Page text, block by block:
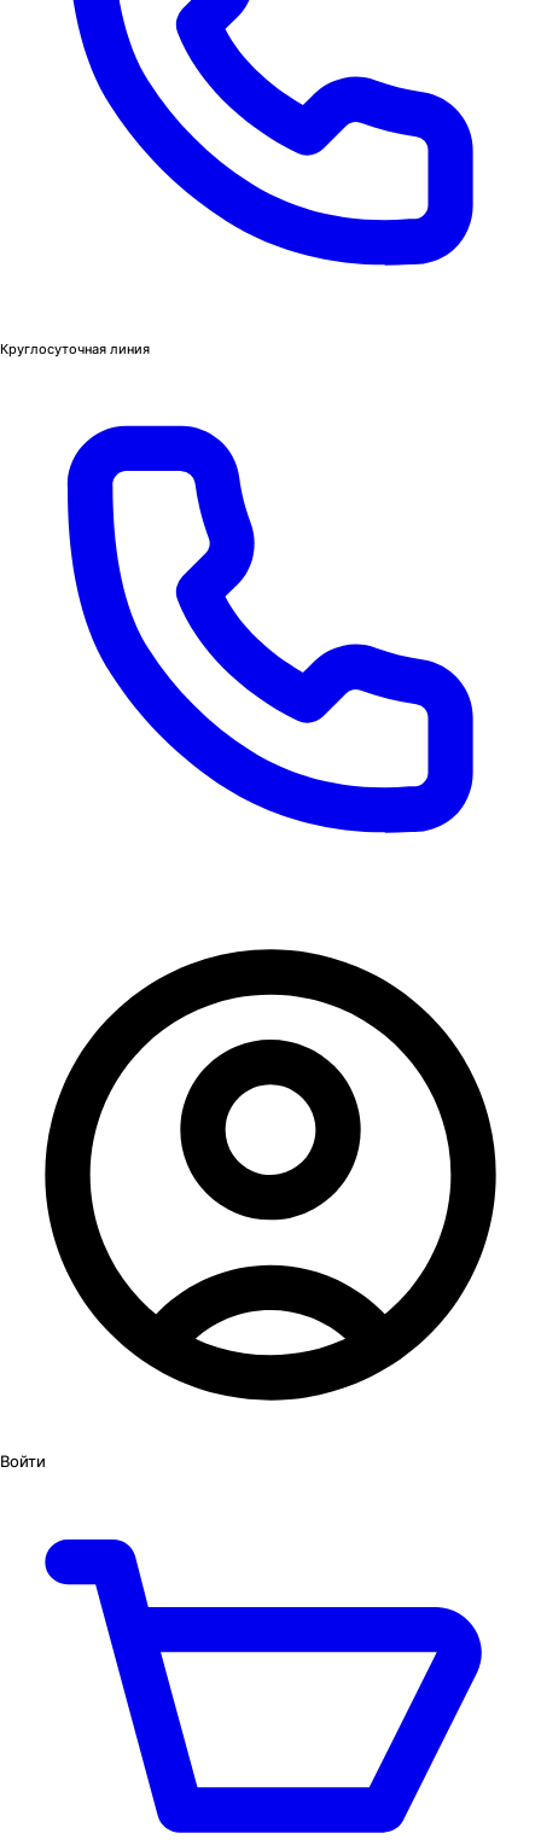
Круглосуточная линия
Войти